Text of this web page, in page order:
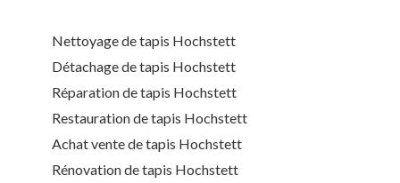
Nettoyage de tapis Hochstett
Détachage de tapis Hochstett
Réparation de tapis Hochstett
Restauration de tapis Hochstett
Achat vente de tapis Hochstett
Rénovation de tapis Hochstett